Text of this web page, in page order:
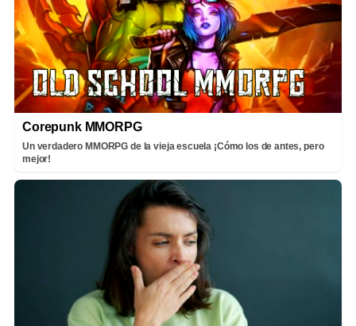
Corepunk MMORPG
Un verdadero MMORPG de la vieja escuela ¡Cómo los de antes, pero
mejor!